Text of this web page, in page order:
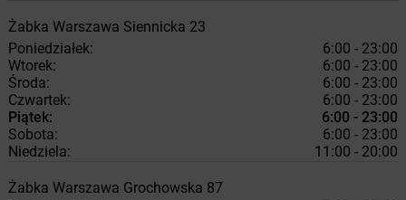
Żabka Warszawa Siennicka 23
Poniedziałek:
6:00 - 23:00
Wtorek:
6:00 - 23:00
Środa:
6:00 - 23:00
Czwartek:
6:00 - 23:00
Piątek:
6:00 - 23:00
Sobota:
6:00 - 23:00
Niedziela:
11:00 - 20:00
Żabka Warszawa Grochowska 87